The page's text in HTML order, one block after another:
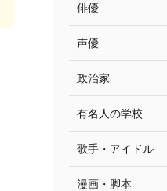
俳優
声優
政治家
有名人の学校
歌手・アイドル
漫画・脚本